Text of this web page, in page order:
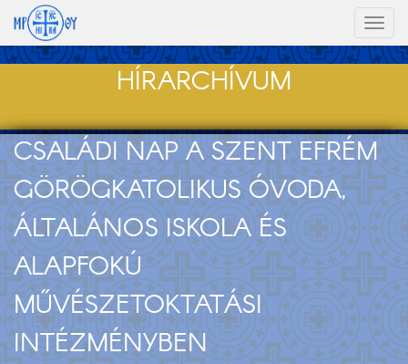
HÍRARCHÍVUM
CSALÁDI NAP A SZENT EFRÉM
GÖRÖGKATOLIKUS ÓVODA,
ÁLTALÁNOS ISKOLA ÉS
ALAPFOKÚ
MŰVÉSZETOKTATÁSI
INTÉZMÉNYBEN